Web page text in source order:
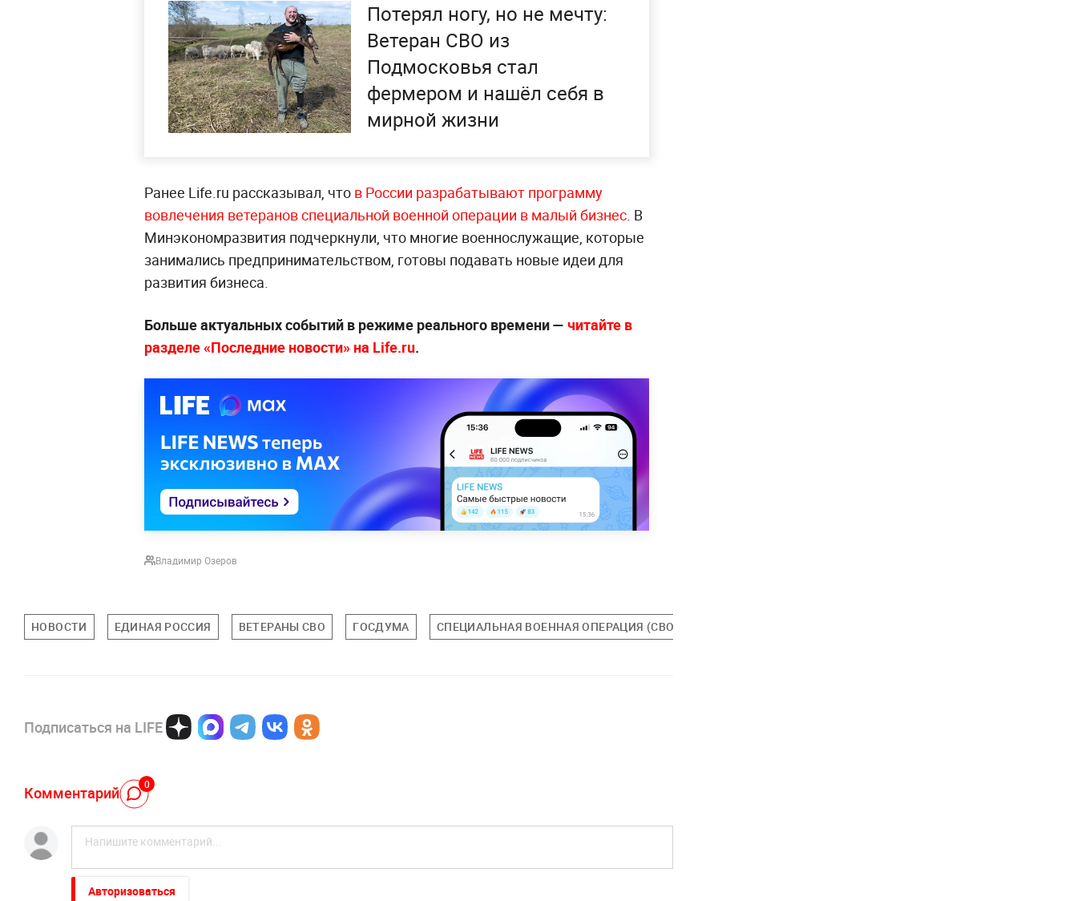
Потерял ногу, но не мечту:
Ветеран СВО из
Подмосковья стал
фермером и нашёл себя в
мирной жизни
Ранее Life.ru рассказывал, что в России разрабатывают программу
вовлечения ветеранов специальной военной операции в малый бизнес. В
Минэкономразвития подчеркнули, что многие военнослужащие, которые
занимались предпринимательством, готовы подавать новые идеи для
развития бизнеса.
Больше актуальных событий в режиме реального времени — читайте в
разделе «Последние новости» на Life.ru.
Владимир Озеров
НОВОСТИ ЕДИНАЯ РОССИЯ ВЕТЕРАНЫ СВО ГОСДУМА СПЕЦИАЛЬНАЯ ВОЕННАЯ ОПЕРАЦИЯ (СВО)
Подписаться на LIFE
Комментарий 0
Авторизоваться